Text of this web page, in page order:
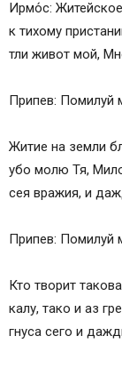
Ирмо́с:
к тихому
тли живот мой,
Припев: Помилуй
Житие на земли
убо молю Тя,
сея вражия, и
Припев: Помилуй
Кто творит
калу, тако и аз
гнуса сего и